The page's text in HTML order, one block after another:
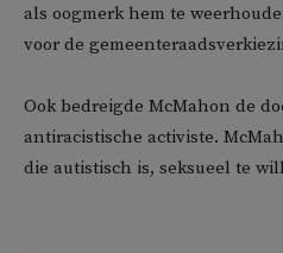
als oogmerk hem te
voor de
Ook bedreigde McMahon de
antiracistische activiste.
die autistisch is, seksueel te